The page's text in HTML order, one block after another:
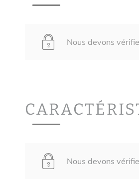
Nous devons
Nous devons